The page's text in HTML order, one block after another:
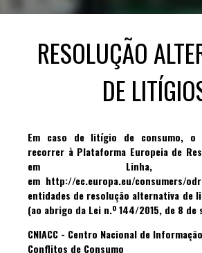
RESOLUÇÃO
DE
Em caso de litígio de consumo, o
recorrer à Plataforma Europeia de
em Linha,
em http://ec.europa.eu/consumers/odr
entidades de resolução alternativa de
(ao abrigo da Lei n.º 144/2015, de 8 de
CNIACC - Centro Nacional de
Conflitos de Consumo